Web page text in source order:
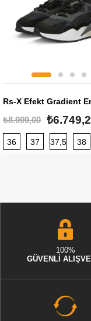
₺8.999,00
36 37 37,5 38
100%
GÜVENLİ